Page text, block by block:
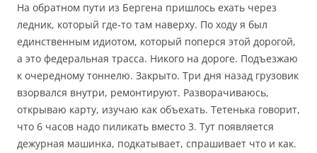
На обратном пути из Бергена пришлось ехать через
ледник, который где-то там наверху. По ходу я был
единственным идиотом, который поперся этой дорогой,
а это федеральная трасса. Никого на дороге. Подъезжаю
к очередному тоннелю. Закрыто. Три дня назад грузовик
взорвался внутри, ремонтируют. Разворачиваюсь,
открываю карту, изучаю как объехать. Тетенька говорит,
что 6 часов надо пиликать вместо 3. Тут появляется
дежурная машинка, подкатывает, спрашивает что и как.